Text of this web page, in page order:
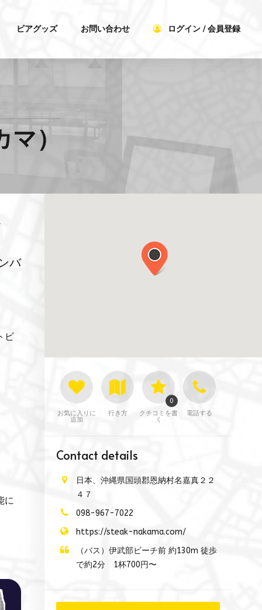
ログイン / 会員登録
ビアグッズ お問い合わせ
）
バ
ビ
に
お気に入りに
追加
行き方
クチコミを書
く
0
電話する
Contact details
日本、沖縄県国頭郡恩納村名嘉真２２
４７
098-967-7022
https://steak-nakama.com/
（バス）伊武部ビーチ前 約130m 徒歩
で約2分 1杯700円〜